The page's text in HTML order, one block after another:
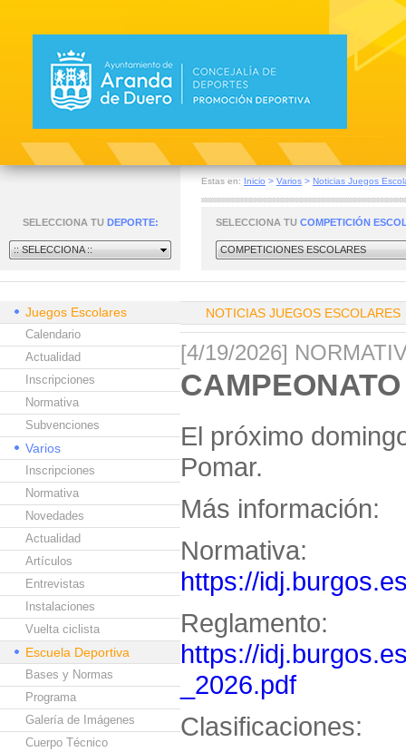
Estas en: Inicio > Varios > Noticias Juegos
SELECCIONA TU DEPORTE:
:: SELECCIONA ::
SELECCIONA TU COMPETICIÓN
COMPETICIONES ESCOLARES
Juegos Escolares
Calendario
Actualidad
Inscripciones
Normativa
Subvenciones
Varios
Inscripciones
Normativa
Novedades
Actualidad
Artículos
Entrevistas
Instalaciones
Vuelta ciclista
Escuela Deportiva
Bases y Normas
Programa
Galería de Imágenes
Cuerpo Técnico
NOTICIAS JUEGOS ESCOLARES
[4/19/2026]
El próximo
Pomar.
Más información:
Normativa:
https://
Reglamento:
https://
_2026.pdf
Clasificaciones: